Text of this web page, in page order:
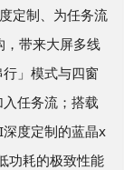
定制、为任务流
带来大屏多线
」模式与四窗
任务流；搭载
度定制的蓝晶x
功耗的极致性能